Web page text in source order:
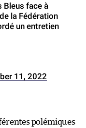
Bleus face à
la Fédération
un entretien
11, 2022
polémiques